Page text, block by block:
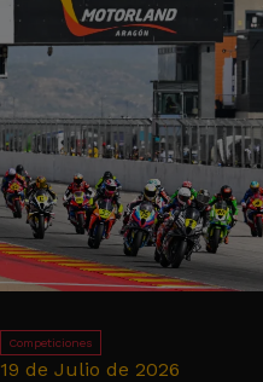
Competiciones
19 de Julio de 2026